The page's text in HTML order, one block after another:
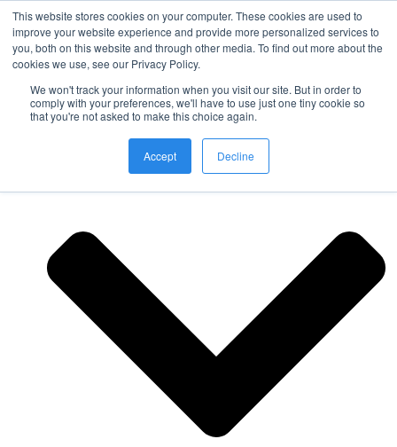
This website stores cookies on your computer. These cookies are used to
improve your website experience and provide more personalized services to
you, both on this website and through other media. To find out more about the
cookies we use, see our Privacy Policy.
We won't track your information when you visit our site. But in order to
comply with your preferences, we'll have to use just one tiny cookie so
that you're not asked to make this choice again.
Accept Decline
Nordic Sports Reutlingen
Navigation umschalten
Fitness